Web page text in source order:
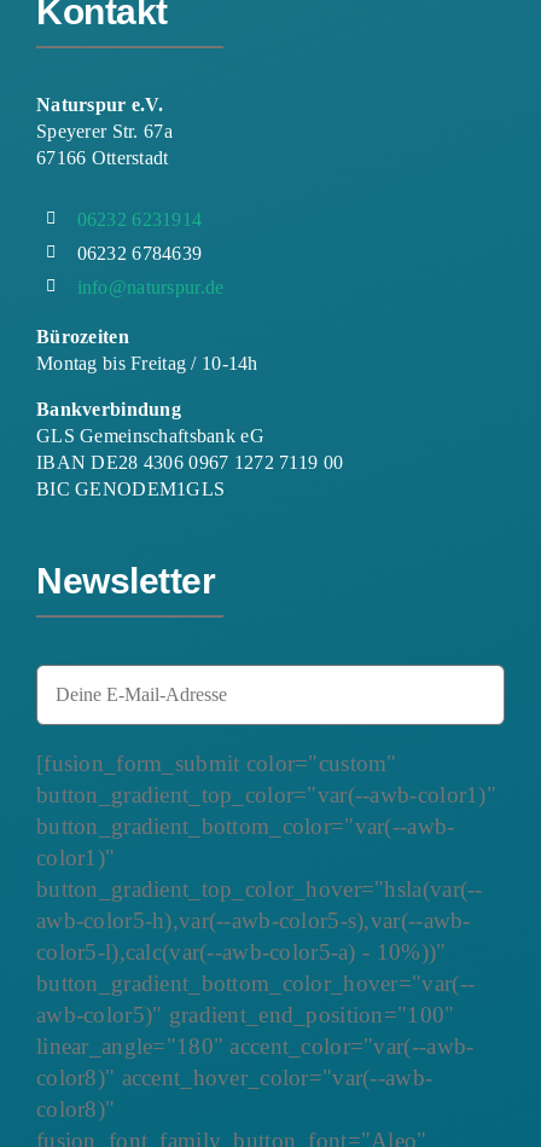
Kontakt
Naturspur e.V.
Speyerer Str. 67a
67166 Otterstadt
06232 6231914
06232 6784639
info@naturspur.de
Bürozeiten
Montag bis Freitag / 10-14h
Bankverbindung
GLS Gemeinschaftsbank eG
IBAN DE28 4306 0967 1272 7119 00
BIC GENODEM1GLS
Newsletter
[fusion_form_submit color="custom"
button_gradient_top_color="var(--awb-color1)"
button_gradient_bottom_color="var(--awb-
color1)"
button_gradient_top_color_hover="hsla(var(--
awb-color5-h),var(--awb-color5-s),var(--awb-
color5-l),calc(var(--awb-color5-a) - 10%))"
button_gradient_bottom_color_hover="var(--
awb-color5)" gradient_end_position="100"
linear_angle="180" accent_color="var(--awb-
color8)" accent_hover_color="var(--awb-
color8)"
fusion_font_family_button_font="Aleo"